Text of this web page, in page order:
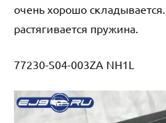
очень хорошо
растягивается пружина.
77230-S04-003ZA NH1L